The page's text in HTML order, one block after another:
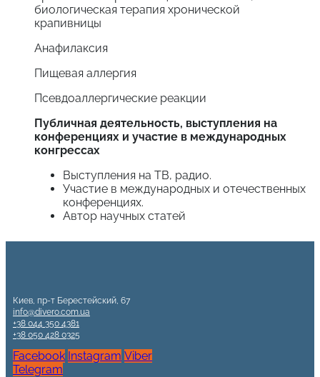
биологическая терапия хронической
крапивницы
Анафилаксия
Пищевая аллергия
Псевдоаллергические реакции
Публичная деятельность, выступления на
конференциях и участие в международных
конгрессах
Выступления на ТВ, радио.
Участие в международных и отечественных
конференциях.
Автор научных статей
Киев, пр-т Берестейский, 67
info@divero.com.ua
+38 044 350 4381
+38 050 428 0325
Facebook Instagram Viber
Telegram